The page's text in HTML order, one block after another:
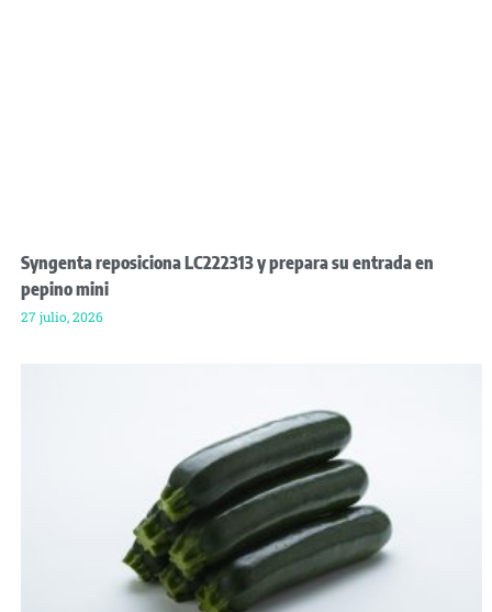
Syngenta reposiciona LC222313 y prepara su entrada en
pepino mini
27 julio, 2026